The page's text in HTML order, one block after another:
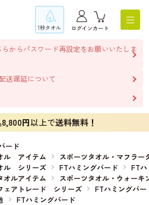
1秒タオル ログインカート
からパスワード再設定をお願いいたしま
送遅延について
8,800円以上で送料無料！
ード
ル アイテム
スポーツタオル・マフラー
ル シリーズ FTハミングバード
FTハ
オルアイテム
スポーツタオル・ウォーキ
ェアトレード シリーズ
FTハミングバー
FTハミングバード